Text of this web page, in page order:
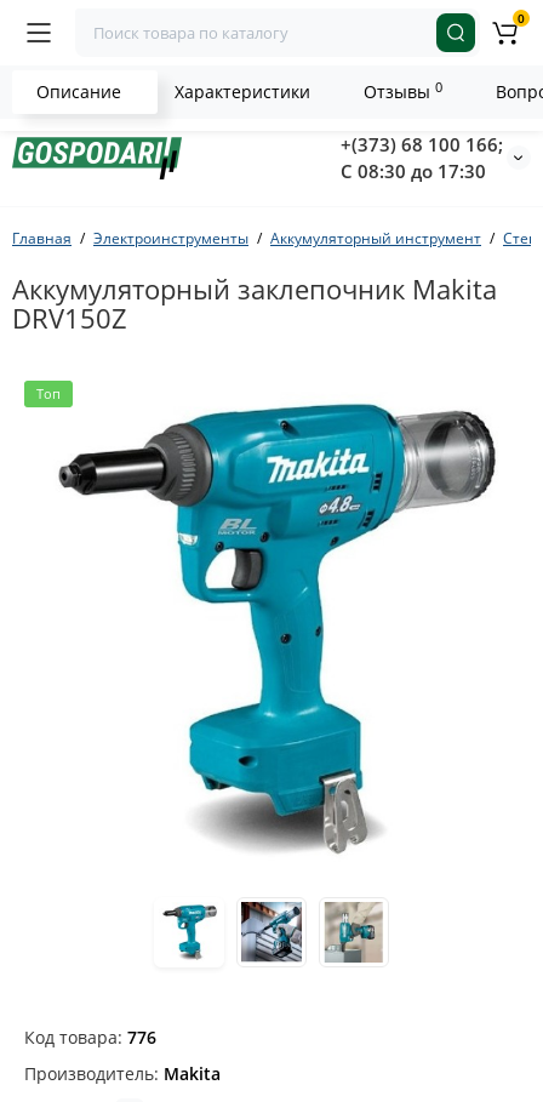
+(373) 68 100 166;
С 08:30 до 17:30
0
Главная Электроинструменты Аккумуляторный инструмент
Аккумуляторный заклепочник Makita
DRV150Z
Топ
Код товара: 776
Производитель: Makita
Описание Характеристики Отзывы 0